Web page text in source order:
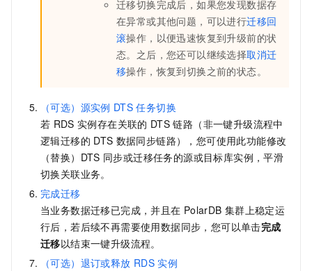
迁移切换完成后，如果您发现数据存
在异常或其他问题，可以进行迁移回
滚操作，以便迅速恢复到升级前的状
态。之后，您还可以继续选择取消迁
移操作，恢复到切换之前的状态。
（可选）源实例 DTS 任务切换
若 RDS 实例存在关联的 DTS 链路（非一键升级流程中
逻辑迁移的 DTS 数据同步链路），您可使用此功能修改
（替换）DTS 同步或迁移任务的源或目标库实例，平滑
切换关联业务。
完成迁移
当业务数据迁移已完成，并且在 PolarDB 集群上稳定运
行后，若后续不再需要使用数据同步，您可以单击完成
迁移以结束一键升级流程。
（可选）退订或释放 RDS 实例